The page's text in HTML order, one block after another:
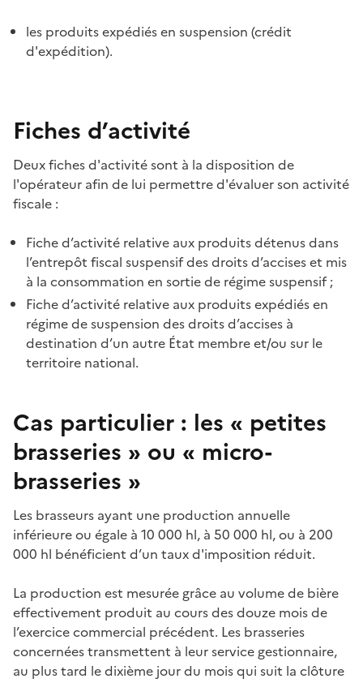
les produits expédiés en suspension (crédit
d'expédition).
Fiches d’activité
Deux fiches d'activité sont à la disposition de
l'opérateur afin de lui permettre d'évaluer son activité
fiscale :
Fiche d’activité relative aux produits détenus dans
l’entrepôt fiscal suspensif des droits d’accises et mis
à la consommation en sortie de régime suspensif ;
Fiche d’activité relative aux produits expédiés en
régime de suspension des droits d’accises à
destination d’un autre État membre et/ou sur le
territoire national.
Cas particulier : les « petites
brasseries » ou « micro-
brasseries »
Les brasseurs ayant une production annuelle
inférieure ou égale à 10 000 hl, à 50 000 hl, ou à 200
000 hl bénéficient d’un taux d'imposition réduit.
La production est mesurée grâce au volume de bière
effectivement produit au cours des douze mois de
l’exercice commercial précédent. Les brasseries
concernées transmettent à leur service gestionnaire,
au plus tard le dixième jour du mois qui suit la clôture